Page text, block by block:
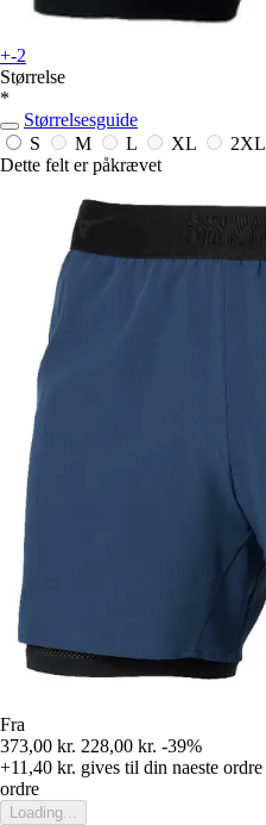
+-2
Størrelse
*
Størrelsesguide
S
M L XL
2XL
Dette felt er påkrævet
Fra
373,00 kr. 228,00 kr. -39%
+11,40 kr. gives til din naeste ordre
ordre
Loading...